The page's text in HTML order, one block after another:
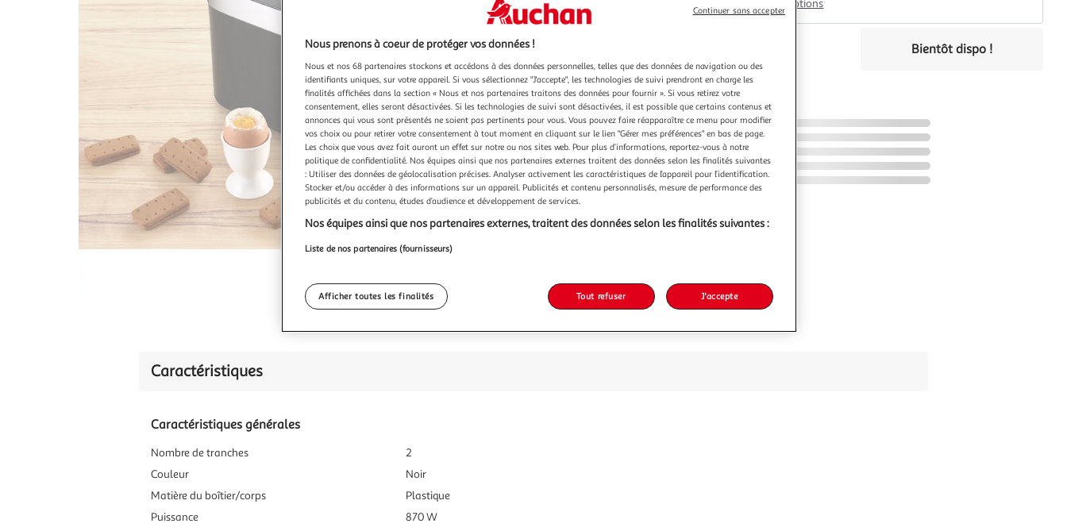
Plus d'options
dont 0,30€ d'éco-part.
Bientôt dispo !
Caractéristiques
Caractéristiques générales
Nombre de tranches
2
Couleur
Noir
Matière du boîtier/corps
Plastique
Puissance
870 W
Nous prenons à coeur de protéger vos données !
Nous et nos 68 partenaires stockons et accédons à des données personnelles, telles que des données de navigation ou des
identifiants uniques, sur votre appareil. Si vous sélectionnez "J'accepte", les technologies de suivi prendront en charge les
finalités affichées dans la section « Nous et nos partenaires traitons des données pour fournir ». Si vous retirez votre
consentement, elles seront désactivées. Si les technologies de suivi sont désactivées, il est possible que certains contenus et
annonces qui vous sont présentés ne soient pas pertinents pour vous. Vous pouvez faire réapparaître ce menu pour modifier
vos choix ou pour retirer votre consentement à tout moment en cliquant sur le lien "Gérer mes préférences" en bas de page.
Les choix que vous avez fait auront un effet sur notre ou nos sites web. Pour plus d’informations, reportez-vous à notre
politique de confidentialité. Nos équipes ainsi que nos partenaires externes traitent des données selon les finalités suivantes
: Utiliser des données de géolocalisation précises. Analyser activement les caractéristiques de l’appareil pour l’identification.
Stocker et/ou accéder à des informations sur un appareil. Publicités et contenu personnalisés, mesure de performance des
publicités et du contenu, études d’audience et développement de services.
Nos équipes ainsi que nos partenaires externes, traitent des données selon les finalités suivantes :
Liste de nos partenaires (fournisseurs)
Afficher toutes les finalités Tout refuser J'accepte
Continuer sans accepter